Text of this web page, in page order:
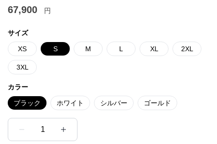
67,900 円
サイズ
XS S M L XL 2XL
3XL
カラー
ブラック ホワイト シルバー ゴールド
1